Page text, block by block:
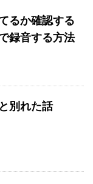
るか確認する
録音する方法
別れた話